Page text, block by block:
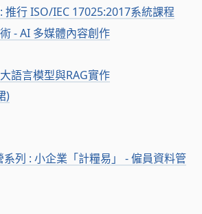
推行 ISO/IEC 17025:2017系統課程
- AI 多媒體內容創作
語言模型與RAG實作
)
列 : 小企業「計糧易」 - 僱員資料管